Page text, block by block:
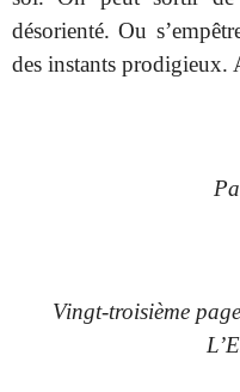
désorienté. Ou
des instants prodigieux.
Vingt-troisième